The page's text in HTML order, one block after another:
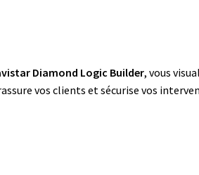
Diamond Logic Builder, vous
vos clients et sécurise vos